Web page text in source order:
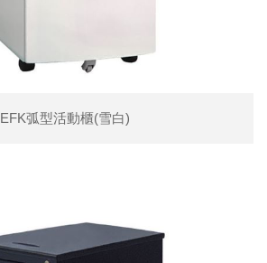
EFK弧型活動櫃(雪白)